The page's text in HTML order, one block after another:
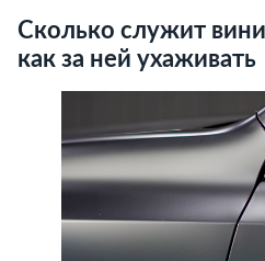
Сколько служит
как за ней ухаживать